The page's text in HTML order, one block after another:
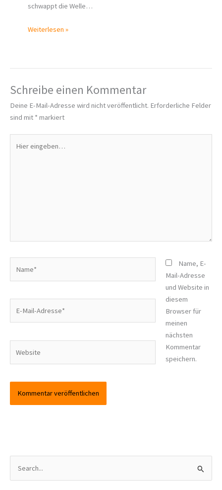
schwappt die Welle…
Weiterlesen »
Schreibe einen Kommentar
Deine E-Mail-Adresse wird nicht veröffentlicht. Erforderliche Felder
sind mit * markiert
eingeben…
Name, E-
Mail-Adresse
und Website in
diesem
Browser für
meinen
nächsten
Kommentar
speichern.